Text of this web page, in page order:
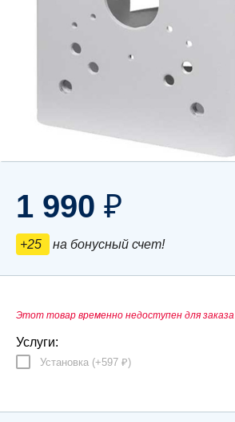
1 990 ₽
+25 на бонусный счет!
Этот товар временно недоступен для заказа
Услуги:
Установка (+597 ₽)